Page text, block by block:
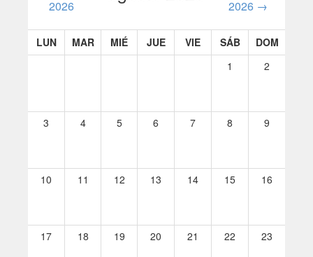
2026
2026 →
LUN MAR MIÉ JUE VIE SÁB
DOM
1
2
3 4 5 6 7 8 9
10 11 12 13 14 15 16
17 18 19 20 21 22 23